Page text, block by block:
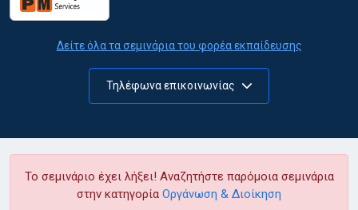
Δείτε όλα τα σεμινάρια του φορέα εκπαίδευσης
Τηλέφωνα επικοινωνίας
Το σεμινάριο έχει λήξει! Αναζητήστε παρόμοια σεμινάρια
στην κατηγορία Οργάνωση & Διοίκηση